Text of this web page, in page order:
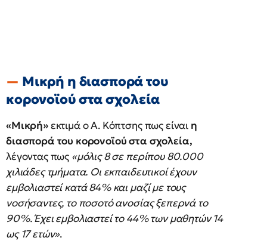
Μικρή η διασπορά του
κορονοϊού στα σχολεία
«Μικρή»εκτιμά ο Α. Κόπτσης πως είναι η
διασπορά του κορονοϊού στα σχολεία,
λέγοντας πως «μόλις 8 σε περίπου 80.000
χιλιάδες τμήματα. Οι εκπαιδευτικοί έχουν
εμβολιαστεί κατά 84% και μαζί με τους
νοσήσαντες, το ποσοτό ανοσίας ξεπερνά το
90%. Έχει εμβολιαστεί το 44% των μαθητών 14
ως 17 ετών».